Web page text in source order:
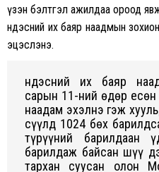
үзэн бэлтгэл ажилдаа ороод
Үндэсний их баяр наадмын
эцэслэнэ.
Үндэсний их баяр
сарын 11-ний өдөр есөн
наадам эхэлнэ гэж
сүүлд 1024 бөх
түрүүний барилдаан
барилдаж байсан шүү
тархан суусан олон